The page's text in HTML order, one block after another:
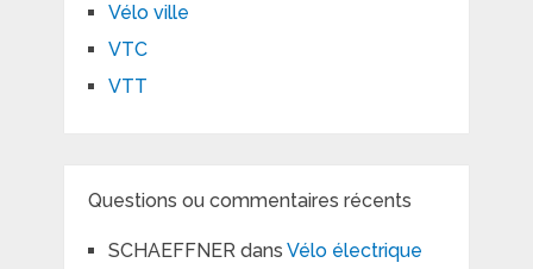
Vélo ville
VTC
VTT
Questions ou commentaires récents
SCHAEFFNERdans Vélo électrique